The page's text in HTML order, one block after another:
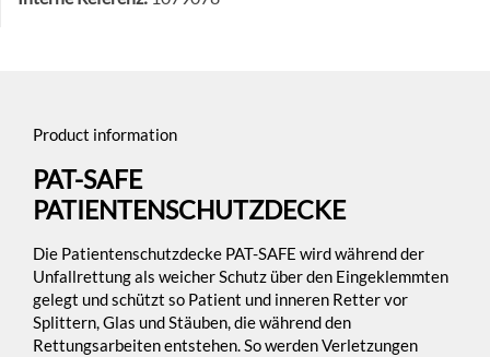
Product information
PAT-SAFE
PATIENTENSCHUTZDECKE
Die Patientenschutzdecke PAT-SAFE wird während der
Unfallrettung als weicher Schutz über den Eingeklemmten
gelegt und schützt so Patient und inneren Retter vor
Splittern, Glas und Stäuben, die während den
Rettungsarbeiten entstehen. So werden Verletzungen